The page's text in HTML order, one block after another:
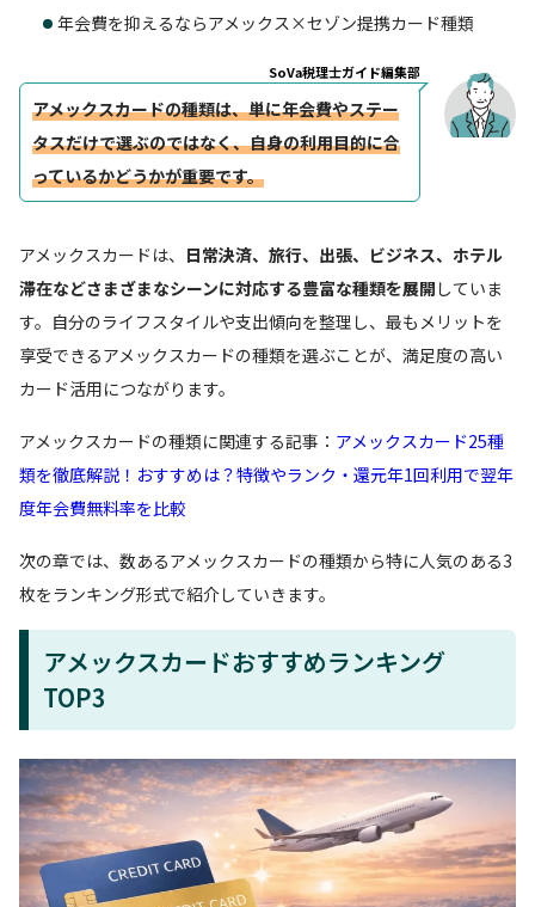
年会費を抑えるならアメックス×セゾン提携カード種類
SoVa税理士ガイド編集部
アメックスカードの種類は、単に年会費やステー
タスだけで選ぶのではなく、自身の利用目的に合
っているかどうかが重要です。
アメックスカードは、 日常決済、旅行、出張、ビジネス、ホテル
滞在などさまざまなシーンに対応する豊富な種類を展開 していま
す。自分のライフスタイルや支出傾向を整理し、最もメリットを
享受できるアメックスカードの種類を選ぶことが、満足度の高い
カード活用につながります。
アメックスカードの種類に関連する記事： アメックスカード25種
類を徹底解説！おすすめは？特徴やランク・還元年1回利用で翌年
度年会費無料率を比較
次の章では、数あるアメックスカードの種類から特に人気のある3
枚をランキング形式で紹介していきます。
アメックスカードおすすめランキング
TOP3